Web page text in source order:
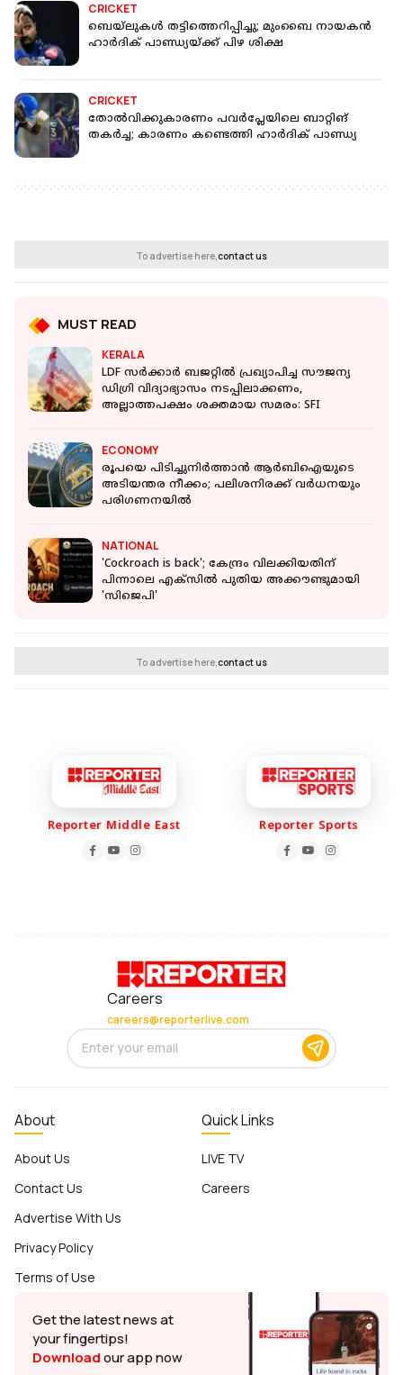
CRICKET
ബെയ്ലുകൾ തട്ടിത്തെറിപ്പിച്ചു; മുംബൈ നായകൻ
ഹാർദിക് പാണ്ഡ്യയ്ക്ക് പിഴ ശിക്ഷ
CRICKET
തോല്‍വിക്കുകാരണം പവര്‍പ്ലേയിലെ ബാറ്റിങ്
തകര്‍ച്ച; കാരണം കണ്ടെത്തി ഹാര്‍ദിക് പാണ്ഡ്യ
To advertise here,contact us
MUST READ
KERALA
LDF സർക്കാർ ബജറ്റിൽ പ്രഖ്യാപിച്ച സൗജന്യ
ഡിഗ്രി വിദ്യാഭ്യാസം നടപ്പിലാക്കണം,
അല്ലാത്തപക്ഷം ശക്തമായ സമരം: SFI
ECONOMY
രൂപയെ പിടിച്ചുനിര്‍ത്താന്‍ ആര്‍ബിഐയുടെ
അടിയന്തര നീക്കം; പലിശനിരക്ക് വര്‍ധനയും
പരിഗണനയില്‍
NATIONAL
'Cockroach is back'; കേന്ദ്രം വിലക്കിയതിന്
പിന്നാലെ എക്‌സില്‍ പുതിയ അക്കൗണ്ടുമായി
'സിജെപി'
To advertise here,contact us
Reporter Middle East Reporter Sports
Careers
careers@reporterlive.com
About
About Us
Contact Us
Advertise With Us
Privacy Policy
Terms of Use
Quick Links
LIVE TV
Careers
Get the latest news at
your fingertips!
Downloadour app now